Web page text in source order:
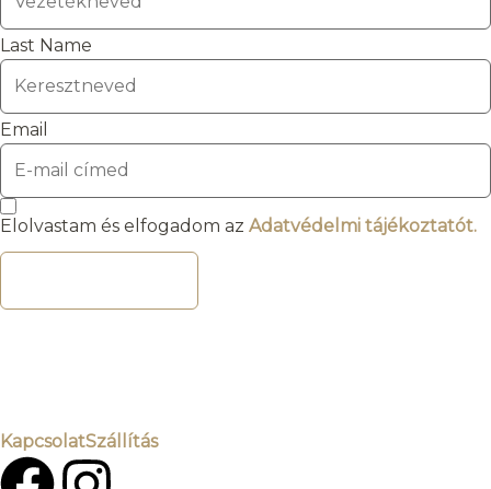
Last Name
Email
Elolvastam és elfogadom az Adatvédelmi tájékoztatót.
KapcsolatSzállítás